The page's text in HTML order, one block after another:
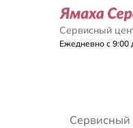
Сервисный
Ежедневно с 9:00
Сервисный